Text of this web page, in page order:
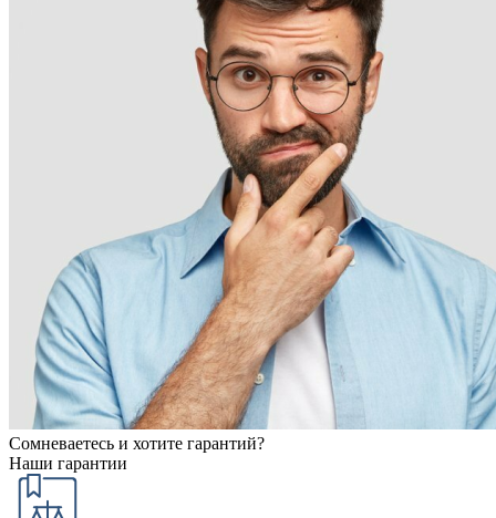
Сомневаетесь и хотите гарантий?
Наши гарантии